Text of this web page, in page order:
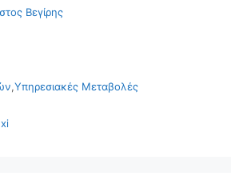
Βεγίρης
,Υπηρεσιακές Μεταβολές